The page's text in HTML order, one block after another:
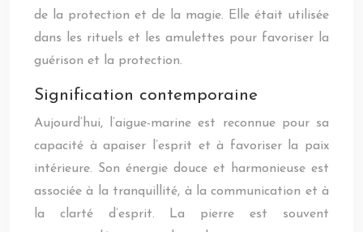
de la protection et de la magie. Elle était utilisée
dans les rituels et les amulettes pour favoriser la
guérison et la protection.
Signification contemporaine
Aujourd’hui, l’aigue-marine est reconnue pour sa
capacité à apaiser l’esprit et à favoriser la paix
intérieure. Son énergie douce et harmonieuse est
associée à la tranquillité, à la communication et à
la clarté d’esprit. La pierre est souvent